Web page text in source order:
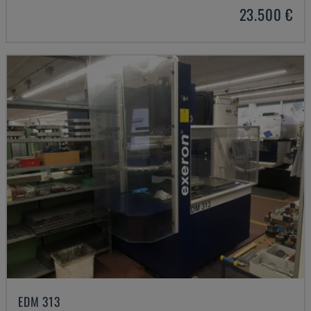
23.500 €
EDM 313